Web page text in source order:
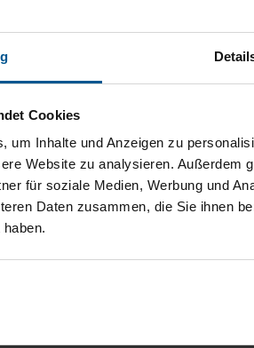
Cookies
um Inhalte und Anzeigen zu
Website zu analysieren. Außerdem
für soziale Medien, Werbung und
Daten zusammen, die Sie ihnen
durch die
verringert.
Ein
Ihre
Ihr